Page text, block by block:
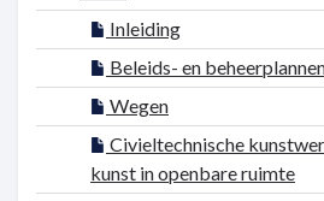
Inleiding
Beleids- en
Wegen
Civieltechnische
kunst in openbare ruimte